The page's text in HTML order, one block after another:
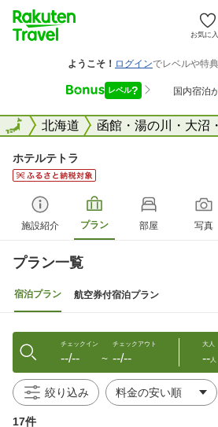
お気に
全国北海道 函館・湯の川・大沼
全国
ホテルテトラ
施設紹介 プラン 部屋 写真
プラン一覧
宿泊プラン 航空券付宿泊プラン
チェックイン
--/-- 〜
チェックアウト
--/--
大人
--人
絞り込み
17件